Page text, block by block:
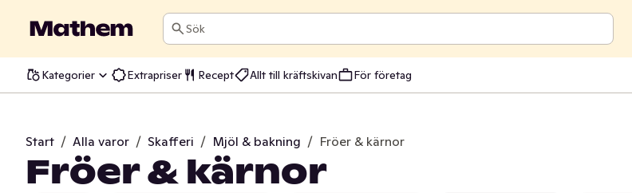
Sök
Kategorier Extrapriser Recept Allt till kräftskivan För företag
Start / Alla varor / Skafferi / Mjöl & bakning / Fröer & kärnor
Fröer & kärnor